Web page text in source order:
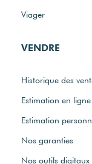
Viager
VENDRE
Historique des
Estimation en ligne
Estimation
Nos garanties
Nos outils digitaux